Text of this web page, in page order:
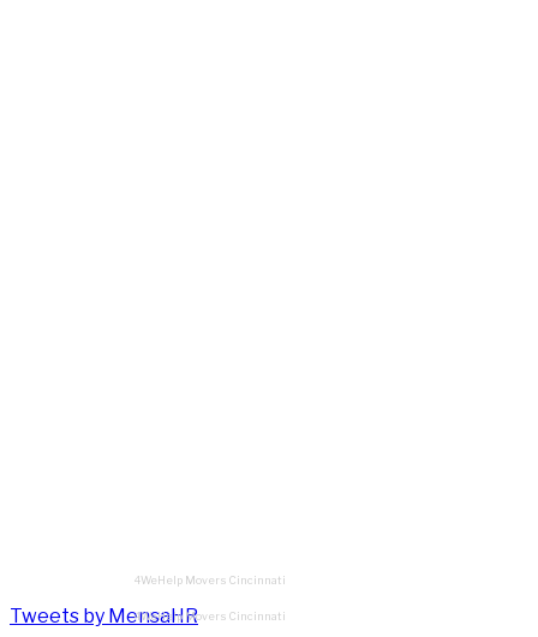
4WeHelp Movers Cincinnati
Tweets by MensaHR4WeHelp Movers Cincinnati